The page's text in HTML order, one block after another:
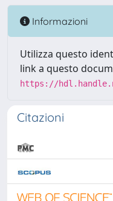
Informazioni
Utilizza questo
link a questo
https://
Citazioni